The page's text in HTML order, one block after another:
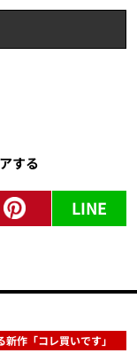
する
LINE
作「コレ買いです」